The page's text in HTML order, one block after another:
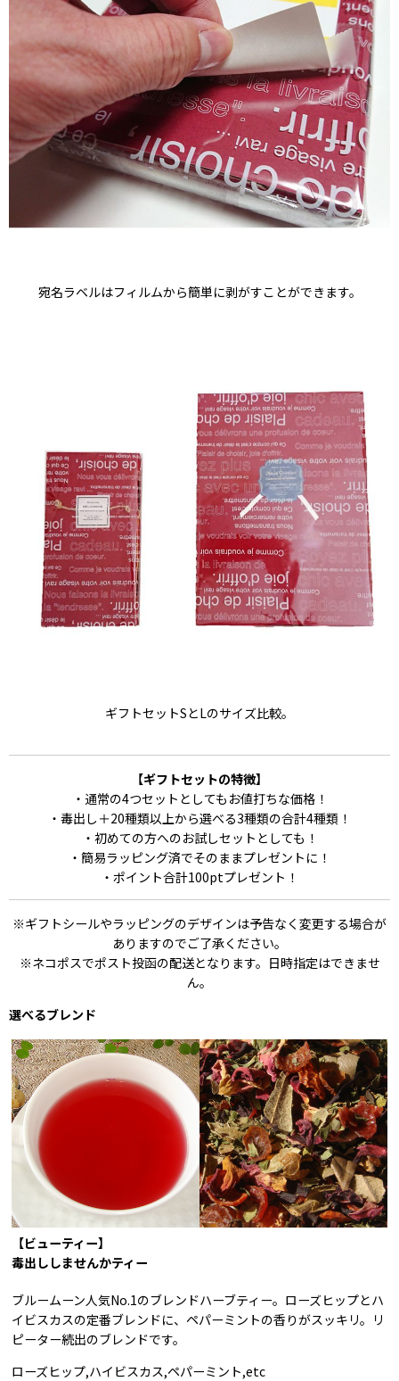
宛名ラベルはフィルムから簡単に剥がすことができます。
ギフトセットSとLのサイズ比較。
【ギフトセットの特徴】
・通常の4つセットとしてもお値打ちな価格！
・毒出し＋20種類以上から選べる3種類の合計4種類！
・初めての方へのお試しセットとしても！
・簡易ラッピング済でそのままプレゼントに！
・ポイント合計100ptプレゼント！
※ギフトシールやラッピングのデザインは予告なく変更する場合が
ありますのでご了承ください。
※ネコポスでポスト投函の配送となります。日時指定はできませ
ん。
選べるブレンド
【ビューティー】
毒出ししませんかティー
ブルームーン人気No.1のブレンドハーブティー。ローズヒップとハ
イビスカスの定番ブレンドに、ペパーミントの香りがスッキリ。リ
ピーター続出のブレンドです。
ローズヒップ,ハイビスカス,ペパーミント,etc